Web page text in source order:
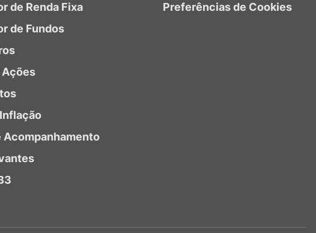
de Renda Fixa
de Fundos
Ações
Acompanhamento
Preferências de Cookies